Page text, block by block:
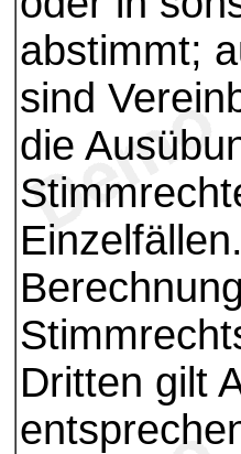
abstimmt;
sind
die
Dritten gilt